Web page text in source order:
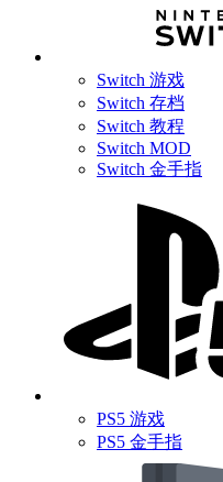
Switch 游戏
Switch 存档
Switch 教程
Switch MOD
Switch 金手指
PS5 游戏
PS5 金手指